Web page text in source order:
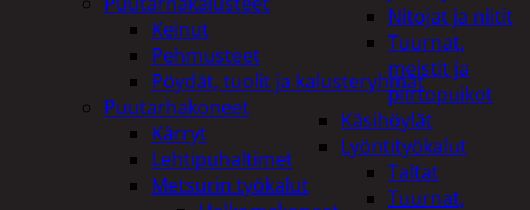
Nitojat ja niitit
Tuurnat,
meistit ja
piirtopuikot
Käsihöylät
Lyöntityökalut
Taltat
Tuurnat,
Keinut
Pehmusteet
Pöydät, tuolit ja kalusteryhmät
Puutarhakoneet
Kärryt
Lehtipuhaltimet
Metsurin työkalut